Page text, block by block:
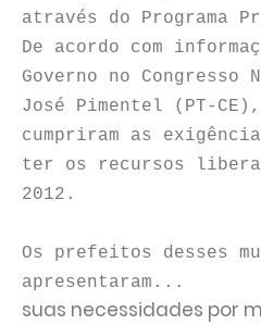
através do Programa
De acordo com
Governo no Congresso
José Pimentel (PT-
cumpriram as
ter os recursos
2012.
Os prefeitos desses
apresentaram...
suas necessidades por